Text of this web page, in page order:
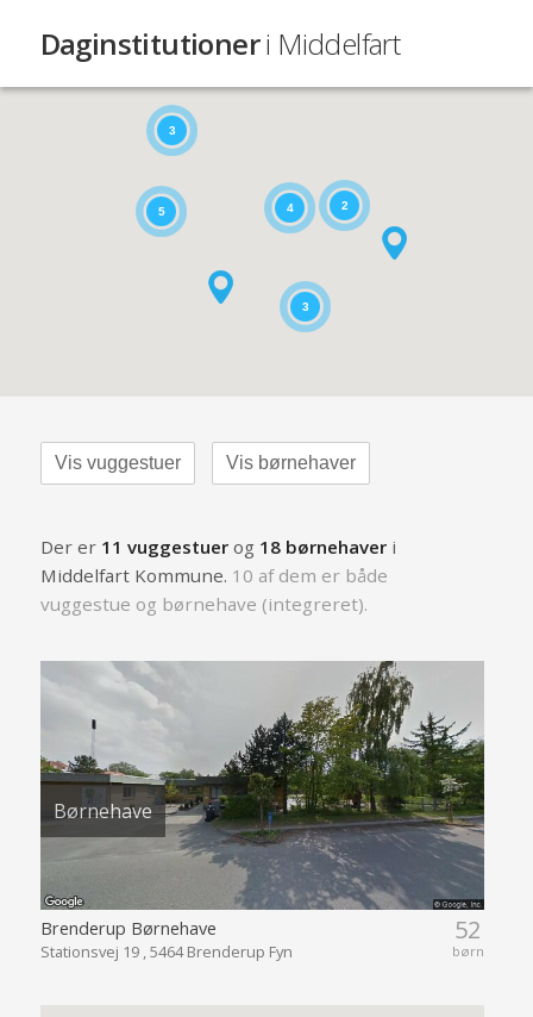
Daginstitutioneri Middelfart
3
5 4
3
2
Vis vuggestuer Vis børnehaver
Der er 11 vuggestuerog 18 børnehaveri
Middelfart Kommune. 10 af dem er både
vuggestue og børnehave (integreret).
Børnehave
52
børn
Brenderup Børnehave
Stationsvej 19 , 5464 Brenderup Fyn